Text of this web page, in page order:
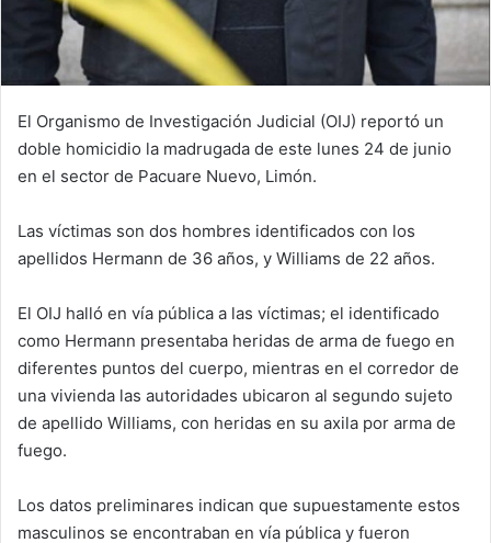
El Organismo de Investigación Judicial (OIJ) reportó un
doble homicidio la madrugada de este lunes 24 de junio
en el sector de Pacuare Nuevo, Limón.
Las víctimas son dos hombres identificados con los
apellidos Hermann de 36 años, y Williams de 22 años.
El OIJ halló en vía pública a las víctimas; el identificado
como Hermann presentaba heridas de arma de fuego en
diferentes puntos del cuerpo, mientras en el corredor de
una vivienda las autoridades ubicaron al segundo sujeto
de apellido Williams, con heridas en su axila por arma de
fuego.
Los datos preliminares indican que supuestamente estos
masculinos se encontraban en vía pública y fueron